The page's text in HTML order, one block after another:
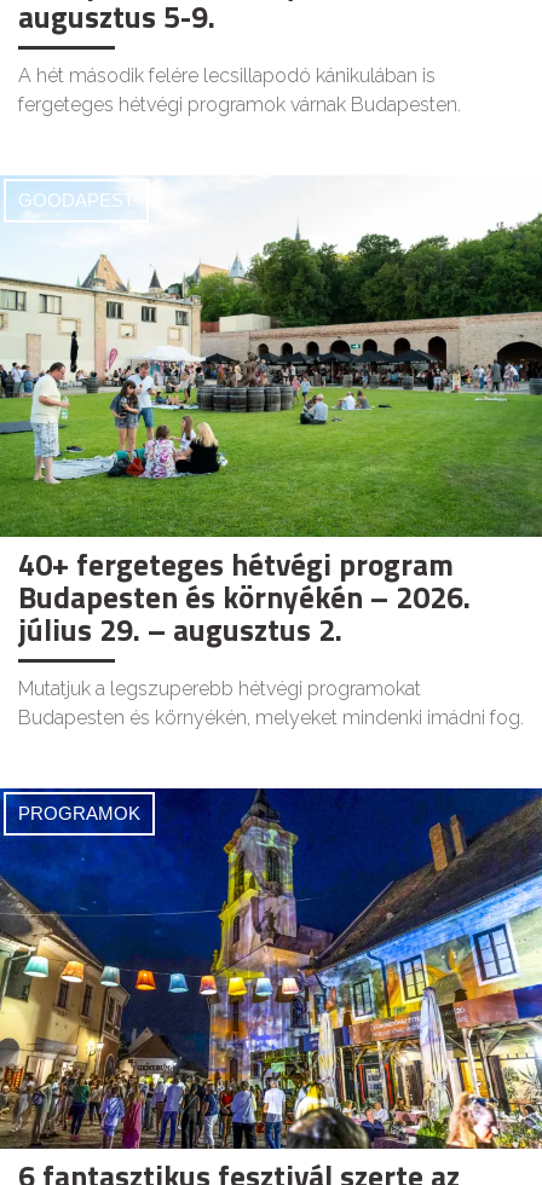
augusztus 5-9.
A hét második felére lecsillapodó kánikulában is
fergeteges hétvégi programok várnak Budapesten.
GOODAPEST
40+ fergeteges hétvégi program
Budapesten és környékén – 2026.
július 29. – augusztus 2.
Mutatjuk a legszuperebb hétvégi programokat
Budapesten és környékén, melyeket mindenki imádni fog.
PROGRAMOK